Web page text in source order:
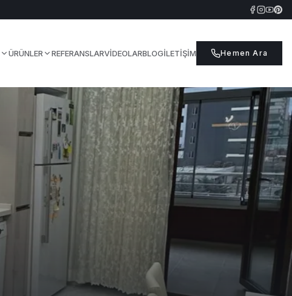
ÜRÜNLER REFERANSLARVIDEOLARBLOGİLETIŞIM Hemen Ara